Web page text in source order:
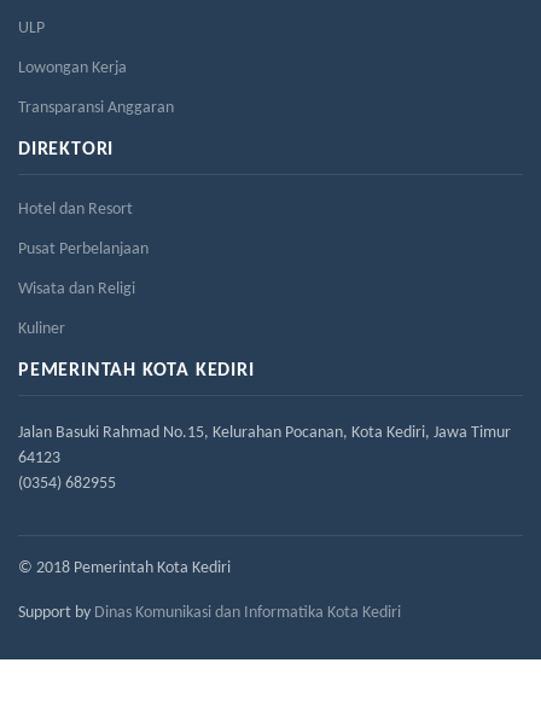
ULP
Lowongan Kerja
Transparansi Anggaran
DIREKTORI
Hotel dan Resort
Pusat Perbelanjaan
Wisata dan Religi
Kuliner
PEMERINTAH KOTA KEDIRI
Jalan Basuki Rahmad No.15, Kelurahan Pocanan, Kota Kediri, Jawa Timur
64123
(0354) 682955
© 2018 Pemerintah Kota Kediri
Support by Dinas Komunikasi dan Informatika Kota Kediri